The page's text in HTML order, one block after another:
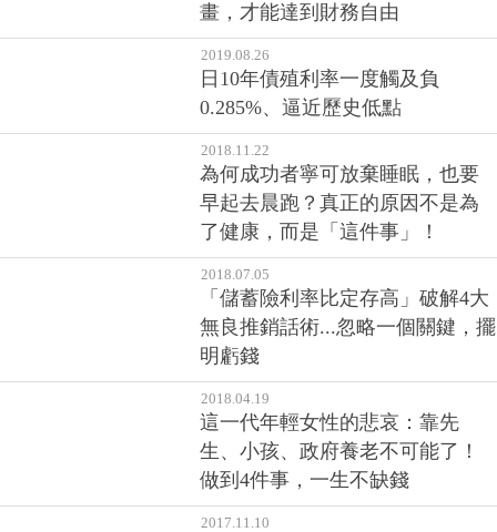
畫，才能達到財務自由
2019.08.26
日10年債殖利率一度觸及負
0.285%、逼近歷史低點
2018.11.22
為何成功者寧可放棄睡眠，也要
早起去晨跑？真正的原因不是為
了健康，而是「這件事」！
2018.07.05
「儲蓄險利率比定存高」破解4大
無良推銷話術...忽略一個關鍵，擺
明虧錢
2018.04.19
這一代年輕女性的悲哀：靠先
生、小孩、政府養老不可能了！
做到4件事，一生不缺錢
2017.11.10